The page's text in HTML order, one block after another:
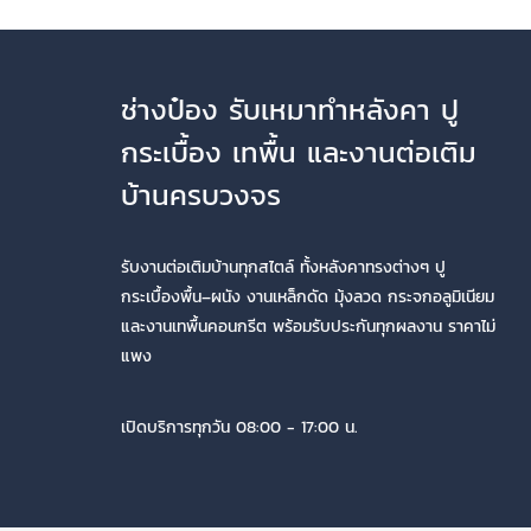
ช่างป๋อง รับเหมาทำหลังคา ปู
กระเบื้อง เทพื้น และงานต่อเติม
บ้านครบวงจร
รับงานต่อเติมบ้านทุกสไตล์ ทั้งหลังคาทรงต่างๆ ปู
กระเบื้องพื้น–ผนัง งานเหล็กดัด มุ้งลวด กระจกอลูมิเนียม
และงานเทพื้นคอนกรีต พร้อมรับประกันทุกผลงาน ราคาไม่
แพง
เปิดบริการทุกวัน 08:00 - 17:00 น.